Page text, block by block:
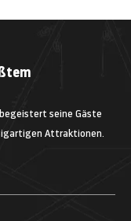
begeistert seine Gäste
Attraktionen.